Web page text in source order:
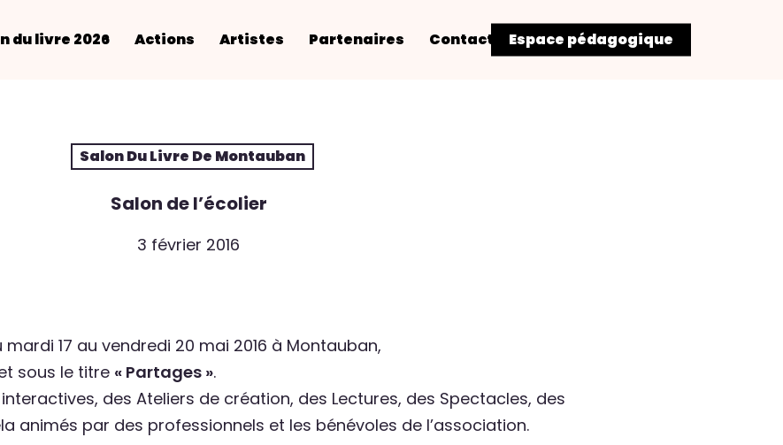
du livre 2026 Actions Artistes Partenaires Contact Espace pédagogique
Salon Du Livre De Montauban
Salon de l’écolier
3 février 2016
mardi 17 au vendredi 20 mai 2016 à Montauban,
sous le titre « Partages ».
des Ateliers de création, des Lectures, des Spectacles, des
animés par des professionnels et les bénévoles de l’association.